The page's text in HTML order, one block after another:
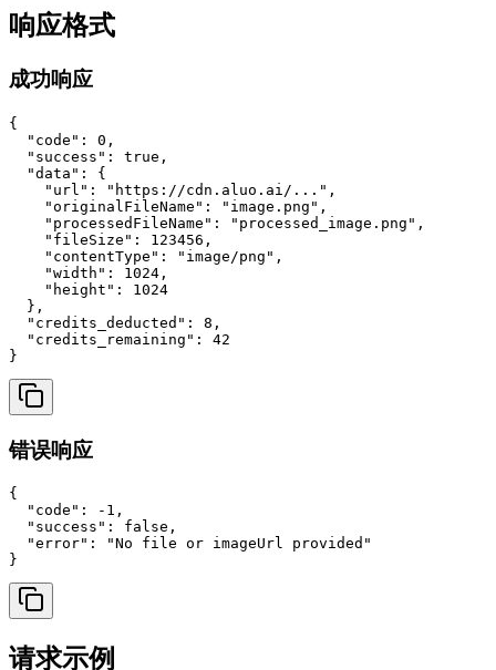
响应格式
成功响应
{
  "code": 0,
  "success": true,
  "data": {
    "url": "https://cdn.aluo.ai/...",
    "originalFileName": "image.png",
    "processedFileName": "processed_image.png",
    "fileSize": 123456,
    "contentType": "image/png",
    "width": 1024,
    "height": 1024
  },
  "credits_deducted": 8,
  "credits_remaining": 42
}
错误响应
{
  "code": -1,
  "success": false,
  "error": "No file or imageUrl provided"
}
请求示例